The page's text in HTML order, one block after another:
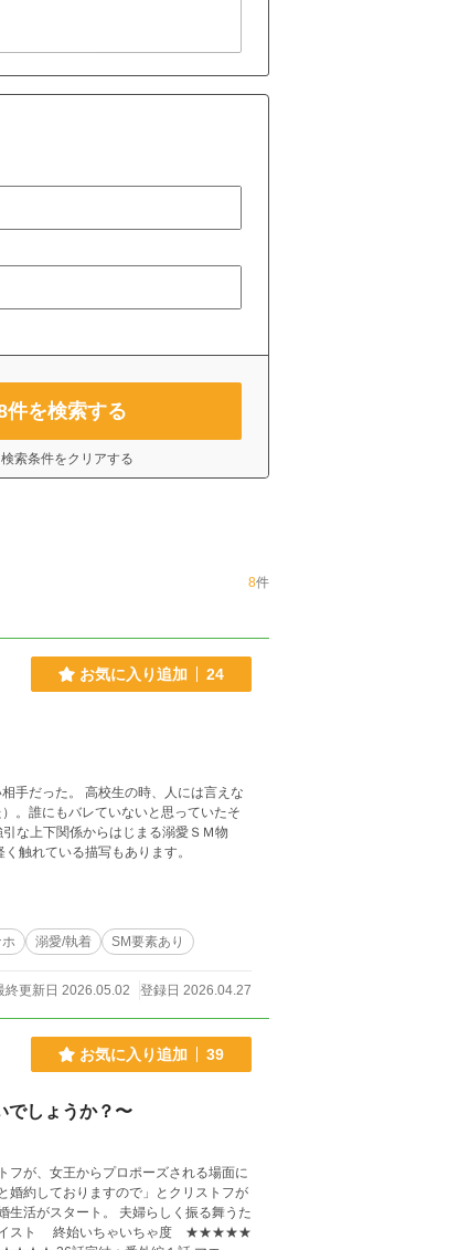
件を検索する
索条件をクリアする
8件
お気に入り追加 24
手だった。 高校生の時、人には言えな
。誰にもバレていないと思っていたそ
触れている描写もあります。
溺愛/執着 SM要素あり
終更新日 2026.05.02 登録日 2026.04.27
お気に入り追加 39
でしょうか？〜
フが、女王からプロポーズされる場面に
婚約しておりますので」とクリストフが
活がスタート。 夫婦らしく振る舞うた